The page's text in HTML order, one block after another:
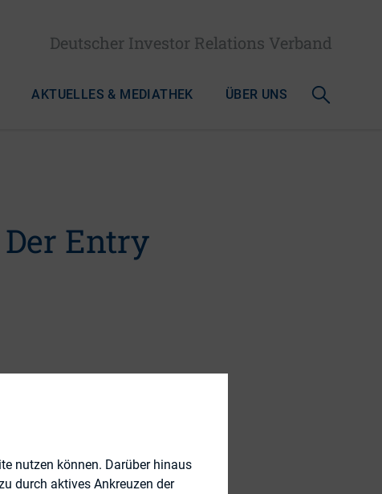
Deutscher Investor Relations Verband
AKTUELLES & MEDIATHEK ÜBER UNS
Entry
nutzen können. Darüber hinaus
durch aktives Ankreuzen der